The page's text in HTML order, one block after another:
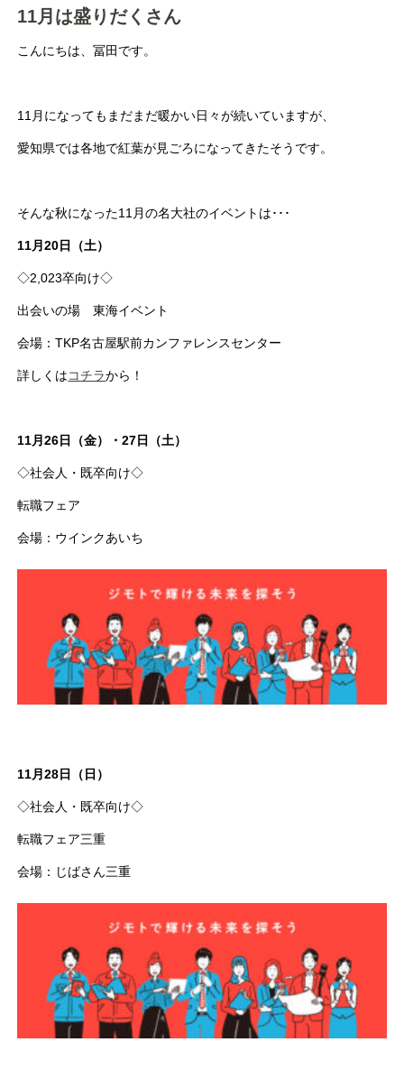
11月は盛りだくさん
こんにちは、冨田です。
11月になってもまだまだ暖かい日々が続いていますが、
愛知県では各地で紅葉が見ごろになってきたそうです。
そんな秋になった11月の名大社のイベントは･･･
11月20日（土）
◇2,023卒向け◇
出会いの場 東海イベント
会場：TKP名古屋駅前カンファレンスセンター
詳しくはコチラから！
11月26日（金）・27日（土）
◇社会人・既卒向け◇
転職フェア
会場：ウインクあいち
11月28日（日）
◇社会人・既卒向け◇
転職フェア三重
会場：じばさん三重